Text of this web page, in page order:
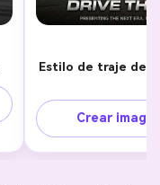
Estilo de traje de
Crear